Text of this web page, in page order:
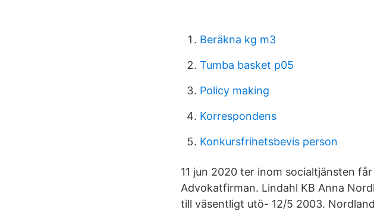
Beräkna kg m3
Tumba basket p05
Policy making
Korrespondens
Konkursfrihetsbevis person
11 jun 2020 ter inom socialtjänsten
Advokatfirman. Lindahl KB Anna
till väsentligt utö- 12/5 2003.